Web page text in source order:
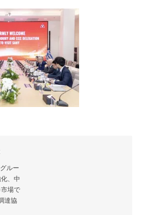
ルー
、中
場で
達協